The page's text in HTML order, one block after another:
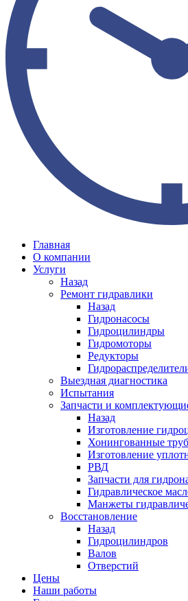
Главная
О компании
Услуги
Назад
Ремонт гидравлики
Назад
Гидронасосы
Гидроцилиндры
Гидромоторы
Редукторы
Выездная диагностика
Испытания
Запчасти и
Назад
Изготовление
Хонингованные
Изготовление
РВД
Запчасти для
Гидравлическое
Манжеты
Восстановление
Назад
Гидроцилиндров
Валов
Отверстий
Цены
Наши работы